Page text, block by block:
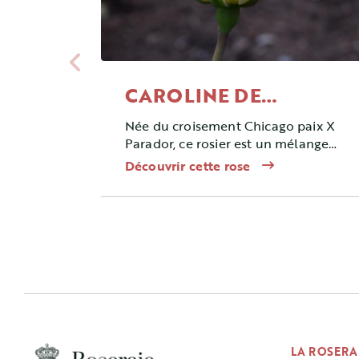
CAROLINE DE
MONACO ®
Née du croisement Chicago paix X
Parador, ce rosier est un mélange
d'hybride de thé.
Découvrir cette rose
LA